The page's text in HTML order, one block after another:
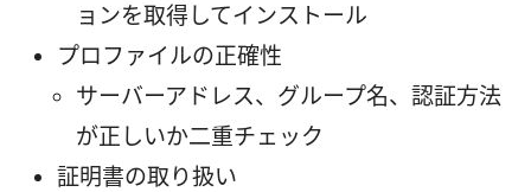
ョンを取得してインストール
プロファイルの正確性
サーバーアドレス、グループ名、認証方法
が正しいか二重チェック
証明書の取り扱い